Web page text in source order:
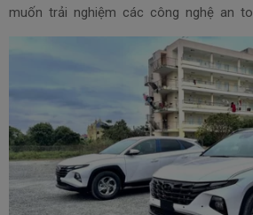
muốn trải nghiệm các công nghệ an